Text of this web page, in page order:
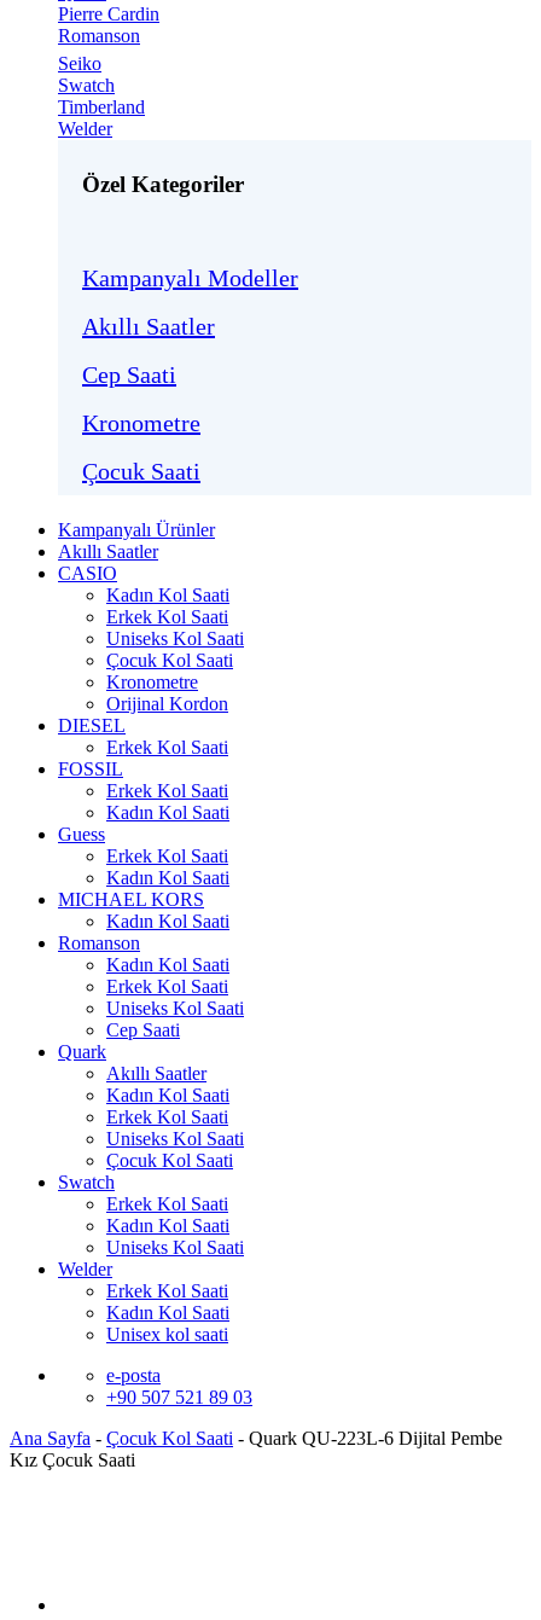
Pierre Cardin
Romanson
Seiko
Swatch
Timberland
Welder
Özel Kategoriler
Kampanyalı Modeller
Akıllı Saatler
Cep Saati
Kronometre
Çocuk Saati
Kampanyalı Ürünler
Akıllı Saatler
CASIO
Kadın Kol Saati
Erkek Kol Saati
Uniseks Kol Saati
Çocuk Kol Saati
Kronometre
Orijinal Kordon
DIESEL
Erkek Kol Saati
FOSSIL
Erkek Kol Saati
Kadın Kol Saati
Guess
Erkek Kol Saati
Kadın Kol Saati
MICHAEL KORS
Kadın Kol Saati
Romanson
Kadın Kol Saati
Erkek Kol Saati
Uniseks Kol Saati
Cep Saati
Quark
Akıllı Saatler
Kadın Kol Saati
Erkek Kol Saati
Uniseks Kol Saati
Çocuk Kol Saati
Swatch
Erkek Kol Saati
Kadın Kol Saati
Uniseks Kol Saati
Welder
Erkek Kol Saati
Kadın Kol Saati
Unisex kol saati
e-posta
+90 507 521 89 03
Ana Sayfa - Çocuk Kol Saati - Quark QU-223L-6 Dijital Pembe
Kız Çocuk Saati